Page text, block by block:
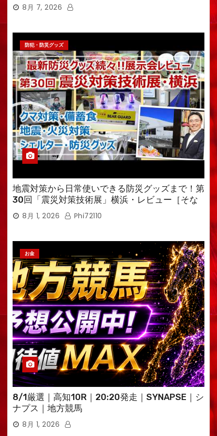
8月 7, 2026
防犯・防災グッズ
地震対策から日常使いできる防災グッズまで！第
30回「震災対策技術展」横浜・レビュー［そな
えるTV・高荷智也］
8月 1, 2026 Phi72110
お金
8/1厳選｜高知10R｜20:20発走｜SYNAPSE｜シ
ナプス｜地方競馬
8月 1, 2026